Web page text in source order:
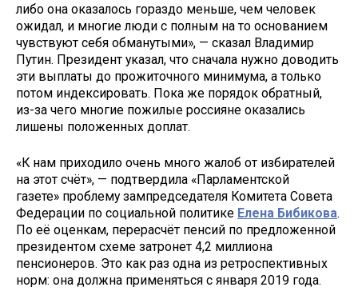
либо она оказалось гораздо меньше, чем человек
ожидал, и многие люди с полным на то основанием
чувствуют себя обманутыми», — сказал Владимир
Путин. Президент указал, что сначала нужно доводить
эти выплаты до прожиточного минимума, а только
потом индексировать. Пока же порядок обратный,
из-за чего многие пожилые россияне оказались
лишены положенных доплат.
«К нам приходило очень много жалоб от избирателей
на этот счёт», — подтвердила «Парламентской
газете» проблему зампредседателя Комитета Совета
Федерации по социальной политике Елена Бибикова.
По её оценкам, перерасчёт пенсий по предложенной
президентом схеме затронет 4,2 миллиона
пенсионеров. Это как раз одна из ретроспективных
норм: она должна применяться с января 2019 года.